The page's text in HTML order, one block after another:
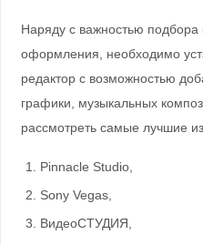
Наряду с важностью подбора
оформления, необходимо
редактор с возможностью
графики, музыкальных
рассмотреть самые лучшие
Pinnacle Studio,
Sony Vegas,
ВидеоСТУДИЯ,